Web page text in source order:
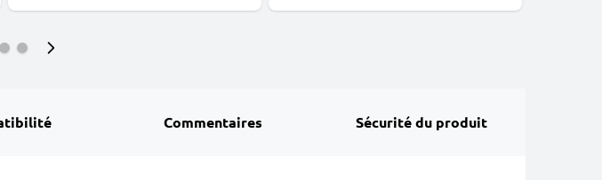
Commentaires Sécurité du produit